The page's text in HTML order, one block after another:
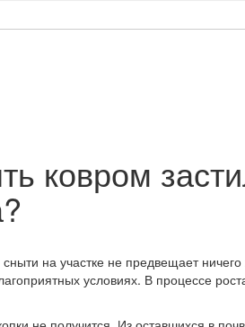
ковром
на участке не предвещает
условиях. В процессе